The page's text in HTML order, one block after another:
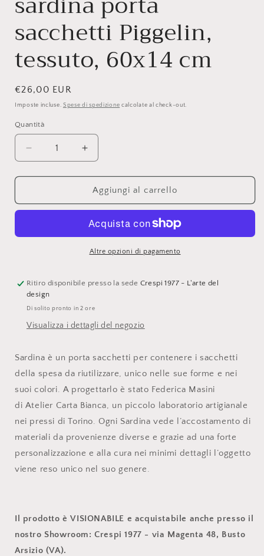
sacchetti Piggelin,
tessuto, 60x14 cm
Prezzo
di
€26,00 EUR
Imposte incluse. Spese di spedizione calcolate al check-out.
Quantità
Quantità
Diminuisci
quantità
per
Bianca,
porta
60x14
cm
Aumenta
quantità
per
Atelier
Bianca,
sardina
porta
sacchetti
Piggelin,
60x14
Aggiungi al carrello
Altre opzioni di pagamento
Ritiro disponibile presso la sede Crespi 1977 - L'arte del
design
Di solito pronto in 2 ore
Visualizza i dettagli del negozio
Sardina è un porta sacchetti per contenere i sacchetti
della spesa da riutilizzare, unico nelle sue forme e nei
suoi colori. A progettarlo è stato Federica Masini
di Atelier Carta Bianca, un piccolo laboratorio artigianale
nei pressi di Torino. Ogni Sardina vede l’accostamento di
materiali da provenienze diverse e grazie ad una forte
personalizzazione e alla cura nei minimi dettagli l’oggetto
viene reso unico nel suo genere.
Il prodotto è VISIONABILE e acquistabile anche presso il
nostro Showroom: Crespi 1977 - via Magenta 48, Busto
Arsizio (VA).